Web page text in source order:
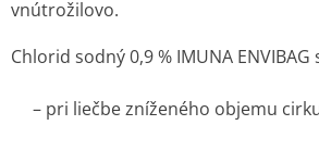
vnútrožilovo.
Chlorid sodný 0,9 % IMUNA ENVIBAG
– pri liečbe zníženého objemu